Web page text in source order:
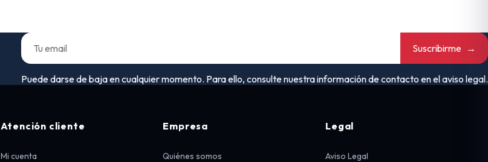
Suscribirme →
Puede darse de baja en cualquier momento. Para ello, consulte nuestra información de contacto en el aviso legal.
Atención cliente
Mi cuenta
Empresa
Quiénes somos
Legal
Aviso Legal